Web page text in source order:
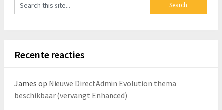
Recente reacties
James op Nieuwe DirectAdmin Evolution thema
beschikbaar (vervangt Enhanced)